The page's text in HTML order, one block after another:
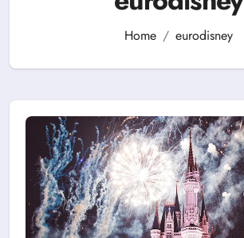
Home eurodisney